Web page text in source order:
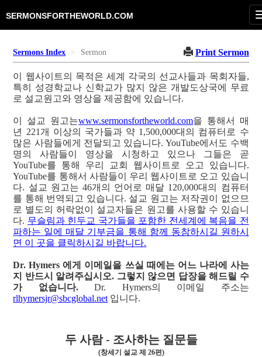
SERMONSFORTHEWORLD.COM
Sermons Index Sermon Print Sermon
이 웹사이트의 목적은 세계 각국의 선교사들과 목회자들,
특히 성경학교나 신학교가 많지 않은 개발도상국에 무료
로 설교원고와 영상을 제공함에 있습니다.
이 설교 원고는www.sermonsfortheworld.com을 통해서 매
년 221개 이상의 국가들과 약 1,500,000대의 컴퓨터로 수
많은 사람들에게 전달되고 있습니다. YouTube에서도 수백
명의 사람들이 영상을 시청하고 있으나 그들은 곧
YouTube를 통해 우리 교회 웹사이트로 오고 있습니다.
YouTube를 통해서 사람들이 우리 웹사이트로 오고 있습니
다. 설교 원고는 46개의 언어로 매달 120,000대의 컴퓨터
를 통해 번역되고 있습니다. 설교 원고는 저작권이 없으므
로 별도의 허락없이 설교자들은 원고를 사용할 수 있습니
다. 무슬림과 힌두교 국가들을 포함한 전세계에 복음을 전
파하는 일에 매달 기부금을 통해 함께 동참하시길 원하시
면 이 곳을 클릭하시길 바랍니다.
Dr. Hymers 에게 이메일을 쓰실 때에는 어느 나라에 사는
지 반드시 알려주십시오. 그렇지 않으면 답장을 해드릴 수
가 없습니다.Dr. Hymers의 이메일 주소는
rlhymersjr@sbcglobal.net 입니다.
두 사람 - 조사하는 질문들
(창세기 설교 제 26편)